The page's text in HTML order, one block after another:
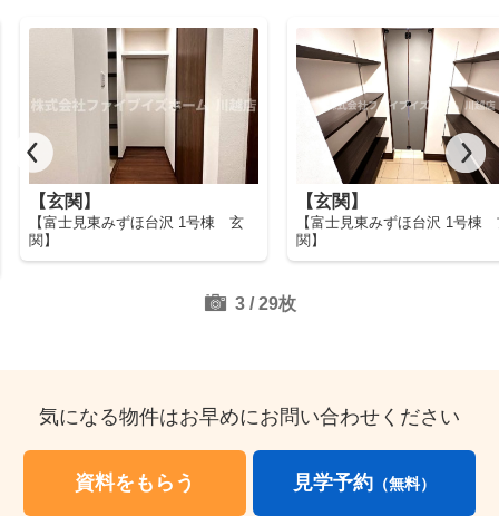
【玄関】
【富士見東みずほ台沢 1号棟 玄
関】
【玄関】
【富士見東みずほ台沢 1号棟
関】
3 /29枚
気になる物件はお早めにお問い合わせください
資料をもらう 見学予約 （無料）